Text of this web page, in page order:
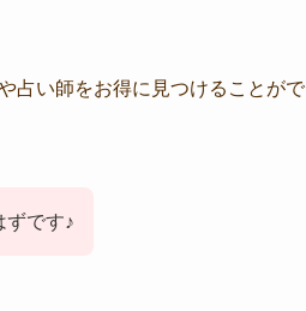
占い師をお得に見つけることがで
ずです♪